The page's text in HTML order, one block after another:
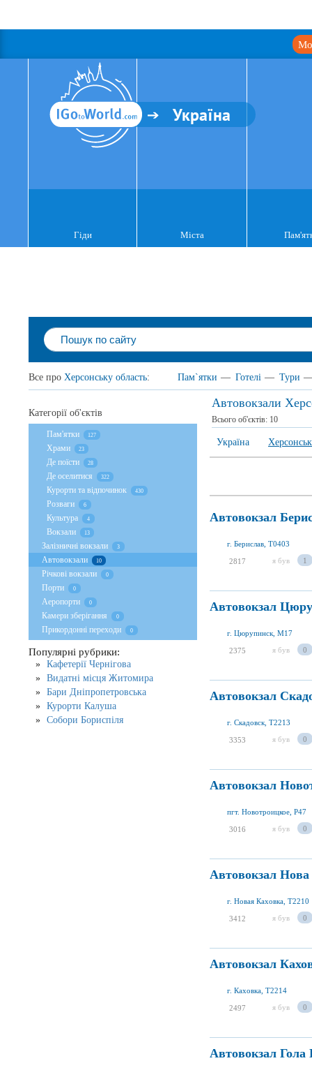
Україна
Гіди Міста
Все про Херсонську область: Пам`ятки — Готелі — Тури
Автовокзали
Всього об'єктів: 10
Україна
Автовокзал
г. Берислав, T0403
2817 я був 1
Автовокзал
г. Цюрупинск, M17
2375 я був 0
Автовокзал
г. Скадовск, T2213
3353 я був 0
Автовокзал
пгт. Новотроицкое, P47
3016 я був 0
Автовокзал
г. Новая Каховка, T2210
3412 я був 0
Автовокзал
г. Каховка, T2214
2497 я був 0
Автовокзал Гола
Категорії об'єктів
Пам'ятки 127
Храми 23
Де поїсти 28
Де оселитися 322
Курорти та відпочинок 430
Розваги 6
Культура 4
Вокзали 13
Залізничні вокзали 3
Автовокзали 10
Річкові вокзали 0
Порти 0
Аеропорти 0
Камери зберігання 0
Прикордонні переходи 0
Популярні рубрики:
Кафетерії Чернігова
Видатні місця Житомира
Бари Дніпропетровська
Курорти Калуша
Собори Бориспіля